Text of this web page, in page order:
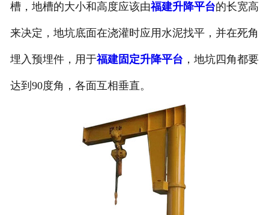
槽，地槽的大小和高度应该由福建升降平台的长宽高
来决定，地坑底面在浇灌时应用水泥找平，并在死角
埋入预埋件，用于福建固定升降平台 ，地坑四角都要
达到90度角，各面互相垂直。